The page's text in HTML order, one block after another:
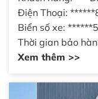
Điện Thoại:
Biển số xe:
Thời gian bảo
Xem thêm >>